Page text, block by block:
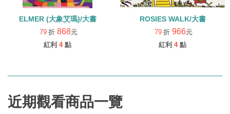
ELMER (大象艾瑪)/大書
79 折 868元
紅利 4 點
ROSIES WALK/大書
79 折 966元
紅利 4 點
近期觀看商品一覽